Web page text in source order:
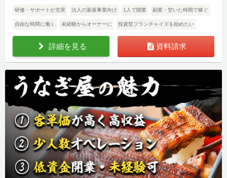
研修・サポートが充実 法人の新規事業向け 1人で開業 副業・空いた時間で稼ぐ
自由な時間に働く 未経験からオーナーに 投資型フランチャイズを始めたい
詳細を見る 資料請求